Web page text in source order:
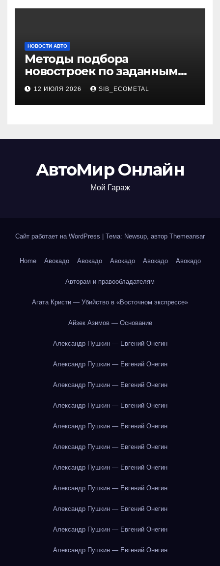
НОВОСТИ АВТО
Методы подбора
новостроек по заданным
критериям
12 ИЮЛЯ 2026 SIB_ECOMETAL
АвтоМир Онлайн
Мой Гараж
Сайт работает на WordPress Тема: Newsup, автор Themeansar
Home Авокадо Авокадо Авокадо Авокадо Авокадо
Авторам и правообладателям
Агата Кристи — Убийство в «Восточном экспрессе»
Айзек Азимов — Основание
Александр Пушкин — Евгений Онегин
Александр Пушкин — Евгений Онегин
Александр Пушкин — Евгений Онегин
Александр Пушкин — Евгений Онегин
Александр Пушкин — Евгений Онегин
Александр Пушкин — Евгений Онегин
Александр Пушкин — Евгений Онегин
Александр Пушкин — Евгений Онегин
Александр Пушкин — Евгений Онегин
Александр Пушкин — Евгений Онегин
Александр Пушкин — Евгений Онегин